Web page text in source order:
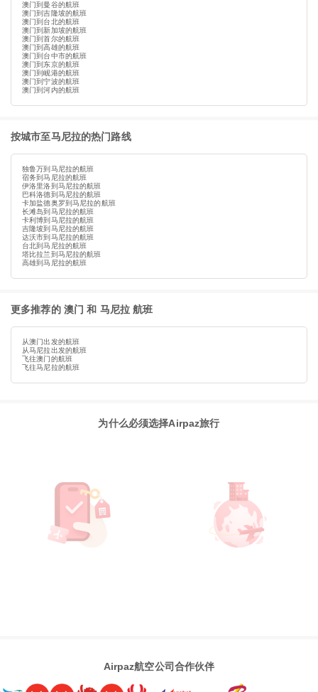
澳门到曼谷的航班
澳门到吉隆坡的航班
澳门到台北的航班
澳门到新加坡的航班
澳门到首尔的航班
澳门到高雄的航班
澳门到台中市的航班
澳门到东京的航班
澳门到岘港的航班
澳门到宁波的航班
澳门到河内的航班
按城市至马尼拉的热门路线
独鲁万到马尼拉的航班
宿务到马尼拉的航班
伊洛里洛到马尼拉的航班
巴科洛德到马尼拉的航班
卡加盐德奥罗到马尼拉的航班
长滩岛到马尼拉的航班
卡利博到马尼拉的航班
吉隆坡到马尼拉的航班
达沃市到马尼拉的航班
台北到马尼拉的航班
塔比拉兰到马尼拉的航班
高雄到马尼拉的航班
更多推荐的 澳门 和 马尼拉 航班
从澳门出发的航班
从马尼拉出发的航班
飞往澳门的航班
飞往马尼拉的航班
为什么必须选择Airpaz旅行
Airpaz航空公司合作伙伴